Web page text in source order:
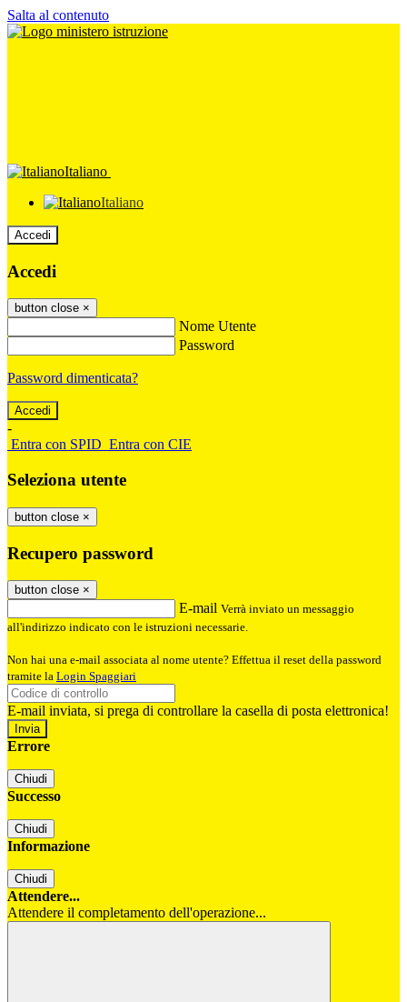
Salta al contenuto
Italiano
Italiano
Accedi
Accedi
button close ×
Nome Utente
Password
Password dimenticata?
-
Entra con SPID Entra con CIE
Seleziona utente
button close ×
Recupero password
button close ×
E-mail Verrà inviato un messaggio
all'indirizzo indicato con le istruzioni necessarie.
Non hai una e-mail associata al nome utente? Effettua il reset della password
tramite la Login Spaggiari
E-mail inviata, si prega di controllare la casella di posta elettronica!
Errore
Chiudi
Successo
Chiudi
Informazione
Chiudi
Attendere...
Attendere il completamento dell'operazione...